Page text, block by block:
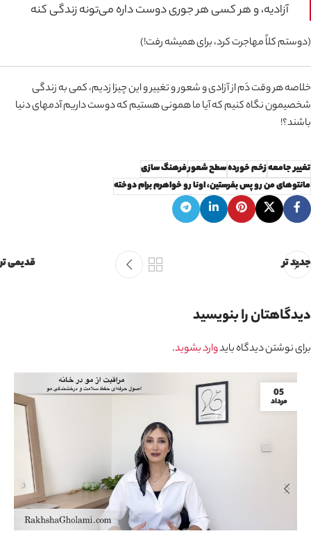
آزادیه، و هر کسی هر جوری دوست داره می‌تونه زندگی کنه
(دوستم کلاً‌ مهاجرت کرد، برای همیشه رفت!)
خلاصه هر وقت دَم از آزادی و شعور و تغییر و این چیزا زدیم، کمی به زندگی
شخصیمون نگاه کنیم که آیا ما همونی هستیم که دوست داریم آدمهای دنیا
باشند؟!
تغییر جامعهزخم خوردهسطح شعورفرهنگ سازی
مانتوهای من رو پس بفرستین، اونا رو خواهرم برام دوخته
جدید تر قدیمی تر
دیدگاهتان را بنویسید
برای نوشتن دیدگاه بایدوارد بشوید.
05
مرداد